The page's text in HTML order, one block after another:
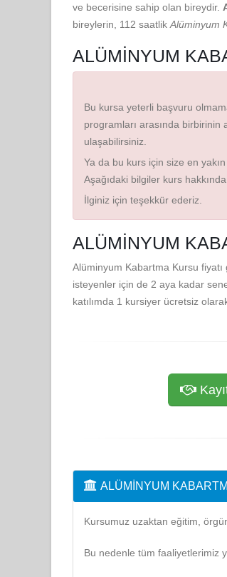
ve becerisine sahip olan bireydir.
bireylerin, 112 saatlik Alüminyum
ALÜMINYUM
Bu kursa yeterli başvuru
programları arasında
ulaşabilirsiniz.
Ya da bu kurs için size en
Aşağıdaki bilgiler kurs
İlginiz için teşekkür ederiz.
ALÜMINYUM
Alüminyum Kabartma Kursu
isteyenler için de 2 aya kadar
katılımda 1 kursiyer ücretsiz
ALÜMINYUM
Kursumuz uzaktan eğitim,
Bu nedenle tüm faaliyetlerimiz